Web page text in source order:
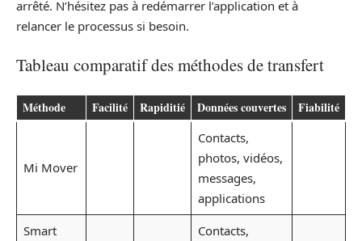
arrêté. N’hésitez pas à redémarrer l’application et à
relancer le processus si besoin.
Tableau comparatif des méthodes de transfert
Méthode Facilité Rapiditié Données couvertes Fiabilité
Mi Mover
Contacts,
photos, vidéos,
messages,
applications
Smart
Contacts,